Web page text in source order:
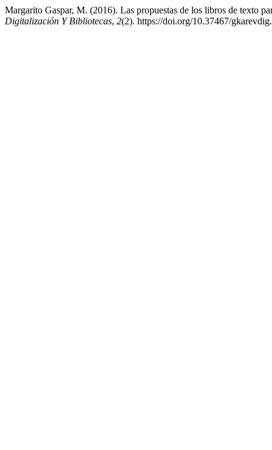
Margarito Gaspar, M. (2016). Las propuestas de los libros de texto
Digitalización Y Bibliotecas, 2(2). https://doi.org/10.37467/